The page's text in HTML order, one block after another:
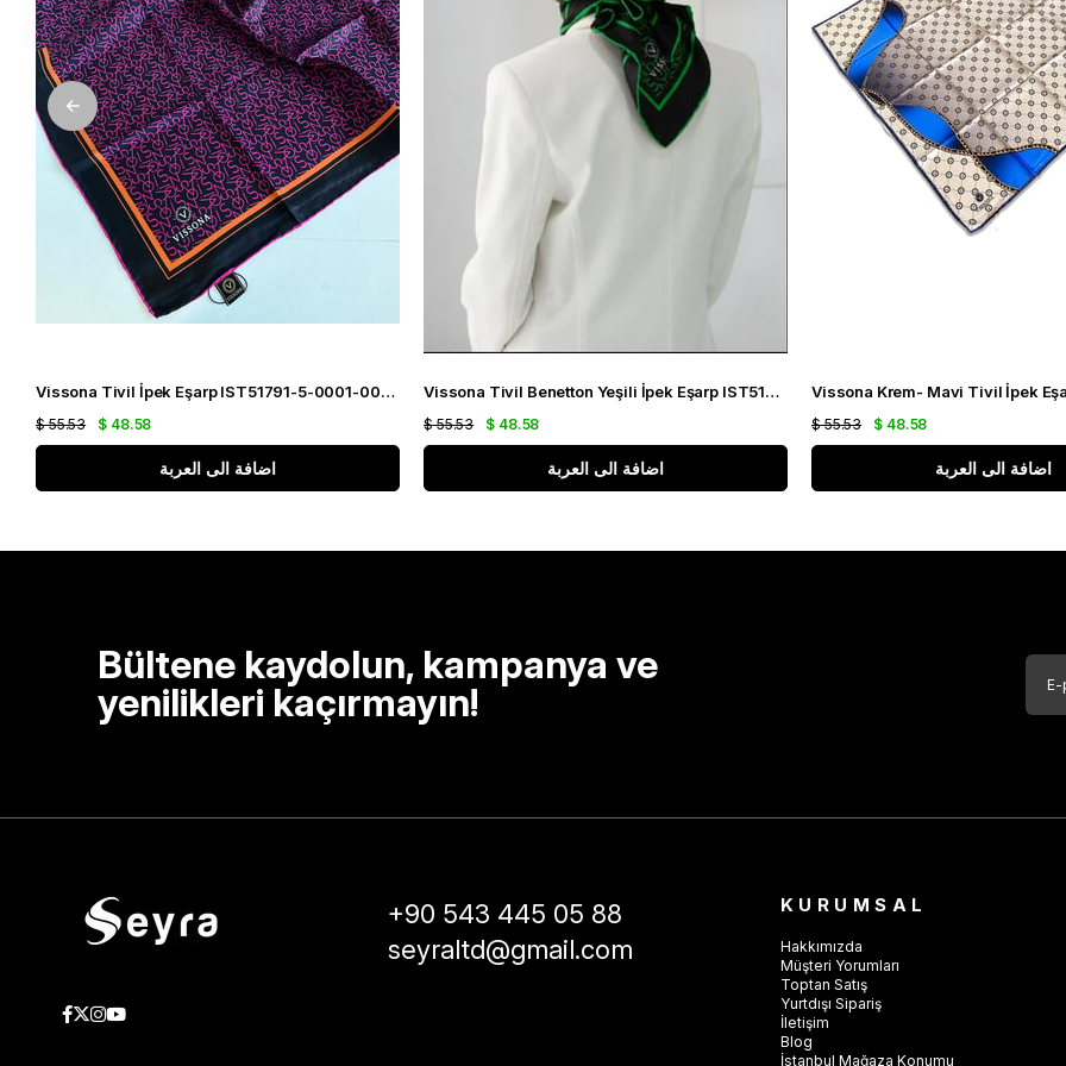
Vissona Tivil İpek Eşarp IST51791-5-0001-0025 Siyah Karışık Desen
$ 48.58
$ 55.53
اضافة الى العربة
Vissona Tivil Benetton Yeşili İpek Eşarp IST51791-4-0001-0035 Siyah Karışık Desen
$ 48.58
$ 55.53
اضافة الى العربة
$ 48.58
$ 55.53
اضافة الى العربة
Bültene kaydolun, kampanya ve
yenilikleri kaçırmayın!
+90 543 445 05 88
seyraltd@gmail.com
KURUMSAL
Hakkımızda
Müşteri Yorumları
Toptan Satış
Yurtdışı Sipariş
İletişim
Blog
İstanbul Mağaza Konumu